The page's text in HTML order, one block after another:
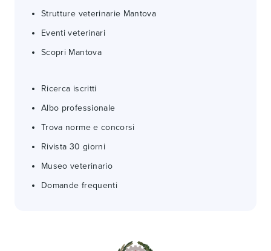
Strutture veterinarie Mantova
Eventi veterinari
Scopri Mantova
Ricerca iscritti
Albo professionale
Trova norme e concorsi
Rivista 30 giorni
Museo veterinario
Domande frequenti